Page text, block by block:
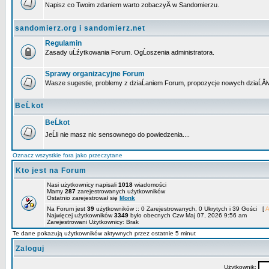
Napisz co Twoim zdaniem warto zobaczyÄ w Sandomierzu.
sandomierz.org i sandomierz.net
Regulamin
Zasady uĹźytkowania Forum. OgĹoszenia administratora.
Sprawy organizacyjne Forum
Wasze sugestie, problemy z dziaĹaniem Forum, propozycje nowych
BeĹkot
BeĹkot
JeĹli nie masz nic sensownego do powiedzenia....
Oznacz wszystkie fora jako przeczytane
Kto jest na Forum
Nasi użytkownicy napisali 1018 wiadomości
Mamy 287 zarejestrowanych użytkowników
Ostatnio zarejestrował się Monk
Na Forum jest 39 użytkowników :: 0 Zarejestrowanych, 0 Ukrytych i 39 Gości [
Najwięcej użytkowników3349 było obecnych Czw Maj 07, 2026 9:56 am
Zarejestrowani Użytkownicy: Brak
Te dane pokazują użytkowników aktywnych przez ostatnie 5 minut
Zaloguj
Użytkownik: